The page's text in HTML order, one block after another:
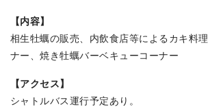
【内容】
相生牡蠣の販売、内飲食店等によるカキ料
ナー、焼き牡蠣バーベキューコーナー
【アクセス】
シャトルバス運行予定あり。